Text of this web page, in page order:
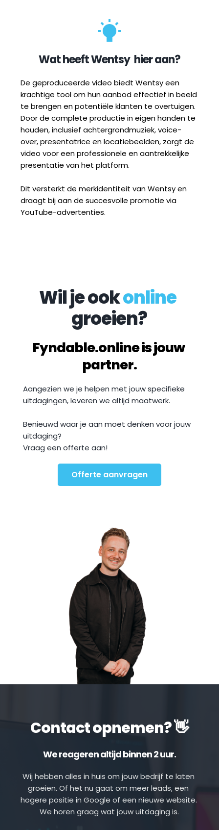
Wat heeft Wentsy
  hier aan?
De geproduceerde video biedt Wentsy een
krachtige tool om hun aanbod effectief in beeld
te brengen en potentiële klanten te overtuigen.
Door de complete productie in eigen handen te
houden, inclusief achtergrondmuziek, voice-
over, presentatrice en locatiebeelden, zorgt de
video voor een professionele en aantrekkelijke
presentatie van het platform.
Dit versterkt de merkidentiteit van Wentsy en
draagt bij aan de succesvolle promotie via
YouTube-advertenties.
Wil je ook online
groeien?
Fyndable.online is jouw
partner.
Aangezien we je helpen met jouw specifieke
uitdagingen, leveren we altijd maatwerk.
Benieuwd waar je aan moet denken voor jouw
uitdaging?
Vraag een offerte aan!
Offerte aanvragen
Contact opnemen? 👋
We reageren altijd binnen 2 uur.
Wij hebben alles in huis om jouw bedrijf te laten
groeien. Of het nu gaat om meer leads, een
hogere positie in Google of een nieuwe website.
We horen graag wat jouw uitdaging is.